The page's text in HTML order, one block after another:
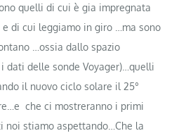
quelli di cui è gia impregnata
di cui leggiamo in giro …ma sono
…ossia dallo spazio
dati delle sonde Voyager)…quelli
il nuovo ciclo solare il 25°
che ci mostreranno i primi
noi stiamo aspettando…Che la